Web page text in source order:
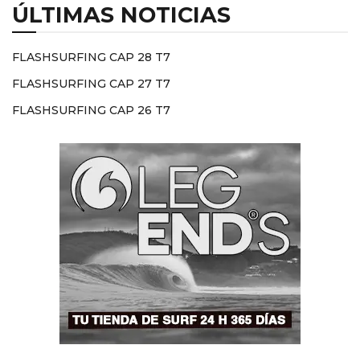
ÚLTIMAS NOTICIAS
FLASHSURFING CAP 28 T7
FLASHSURFING CAP 27 T7
FLASHSURFING CAP 26 T7